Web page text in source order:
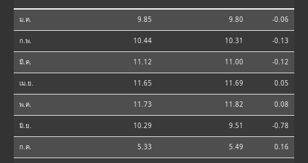
ม.ค. 9.85 9.80 -0.06
ก.พ. 10.44 10.31 -0.13
มี.ค. 11.12 11.00 -0.12
เม.ย. 11.65 11.69 0.05
พ.ค. 11.73 11.82 0.08
มิ.ย. 10.29 9.51 -0.78
ก.ค. 5.33 5.49 0.16